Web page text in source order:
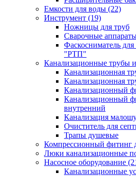
Емкости для воды (22)
Инструмент (19)
Ножницы для труб
Сварочные
Фаскосниматель
"РТП"
Канализационные трубы
Канализационная
Канализационная
Канализационный
Канализационный
внутренний
Канализация
Очиститель для
Трапы душевые
Компрессионный фитинг
Люки канализационные
Насосное оборудование
Канализационные